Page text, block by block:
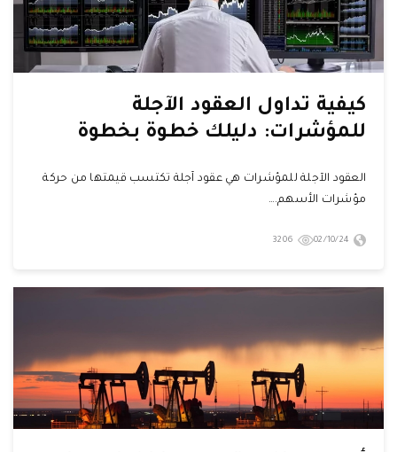
كيفية تداول العقود الآجلة
للمؤشرات: دليلك خطوة بخطوة
العقود الآجلة للمؤشرات هي عقود آجلة تكتسب قيمتها من حركة
مؤشرات الأسهم.…
02/10/24
3206